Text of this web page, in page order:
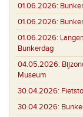
01.06.2026:
01.06.2026:
01.06.2026:
Bunkerdag
04.05.2026:
Museum
30.04.2026:
30.04.2026: